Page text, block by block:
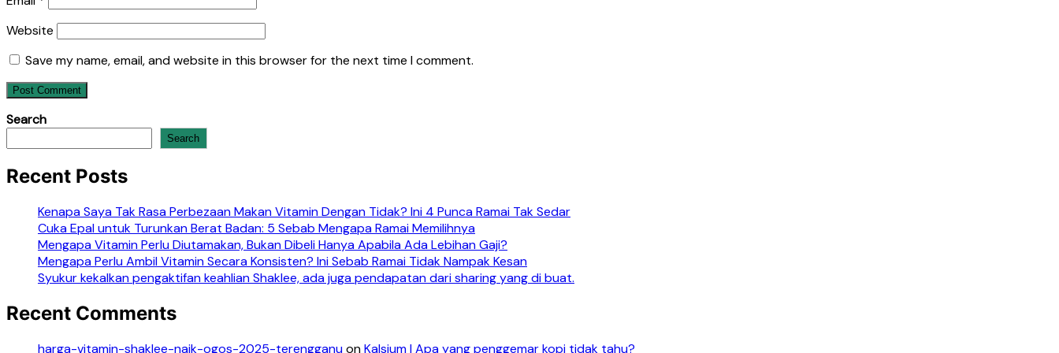
Website
Save my name, email, and website in this browser for the next time I comment.
Search
Search
Recent Posts
Kenapa Saya Tak Rasa Perbezaan Makan Vitamin Dengan Tidak? Ini 4 Punca Ramai Tak Sedar
Cuka Epal untuk Turunkan Berat Badan: 5 Sebab Mengapa Ramai Memilihnya
Mengapa Vitamin Perlu Diutamakan, Bukan Dibeli Hanya Apabila Ada Lebihan Gaji?
Mengapa Perlu Ambil Vitamin Secara Konsisten? Ini Sebab Ramai Tidak Nampak Kesan
Syukur kekalkan pengaktifan keahlian Shaklee, ada juga pendapatan dari sharing yang di buat.
Recent Comments
harga-vitamin-shaklee-naik-ogos-2025-terengganuonKalsium | Apa yang penggemar kopi tidak tahu?